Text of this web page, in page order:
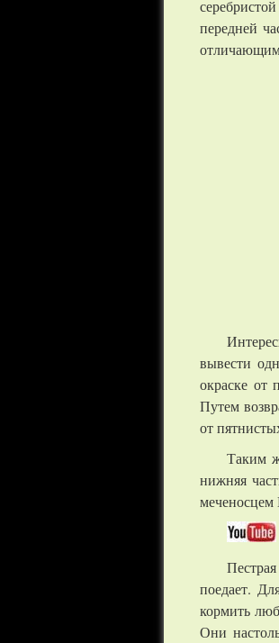
передней
вывести
окраске от
Путем
от
Таким
нижняя
поедает.
кормить
Они